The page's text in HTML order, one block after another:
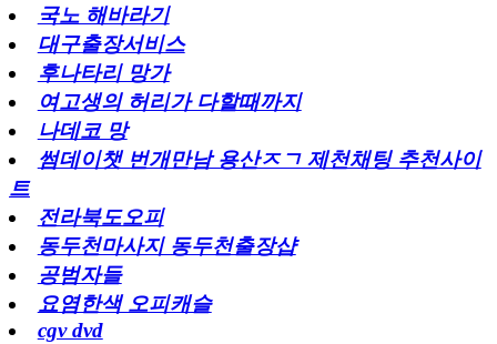
국노 해바라기
대구출장서비스
후나타리 망가
여고생의 허리가 다할때까지
나데코 망
썸데이챗 번개만남 용산ㅈㄱ 제천채팅 추천사이
트
전라북도오피
동두천마사지 동두천출장샵
공범자들
요염한색 오피캐슬
cgv dvd